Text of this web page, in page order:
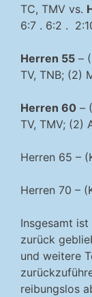
TC, TMV vs.
6:7 . 6:2 .
Herren 55 –
TV, TNB; (2)
Herren 60 –
TV, TMV; (2)
Herren 65 –
Herren 70 –
Insgesamt
zurück
und weitere
reibungslos